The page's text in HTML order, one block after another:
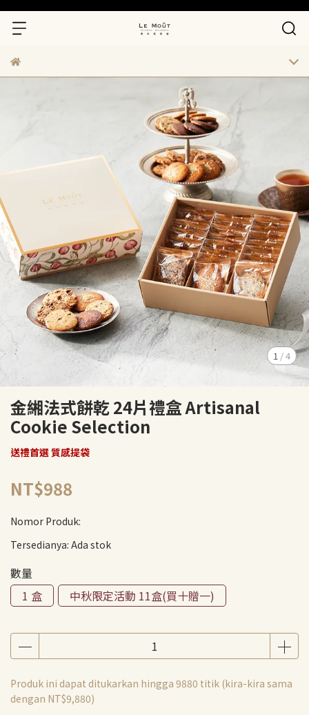
1 /4
金緗法式餅乾 24片禮盒 Artisanal
Cookie Selection
送禮首選 質感提袋
NT$988
Nomor Produk:
Tersedianya: Ada stok
數量
1 盒
中秋限定活動 11盒(買十贈一)
Produk ini dapat ditukarkan hingga 9880 titik (kira-kira sama
dengan NT$9,880)